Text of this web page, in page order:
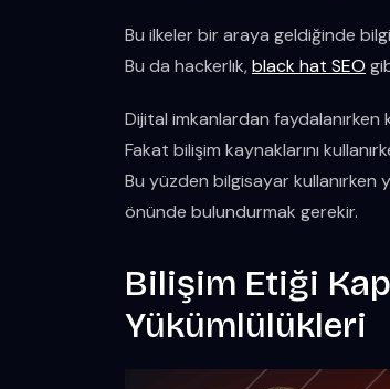
Bu ilkeler bir araya geldiğinde
Bu da hackerlık,black hat SEO
Dijital imkanlardan
Fakat bilişim kaynaklarını
Bu yüzden bilgisayar
önünde bulundurmak gerekir.
Bilişim Etiği
Yükümlülükleri